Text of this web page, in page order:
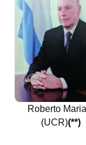
Roberto
(UCR)(**)